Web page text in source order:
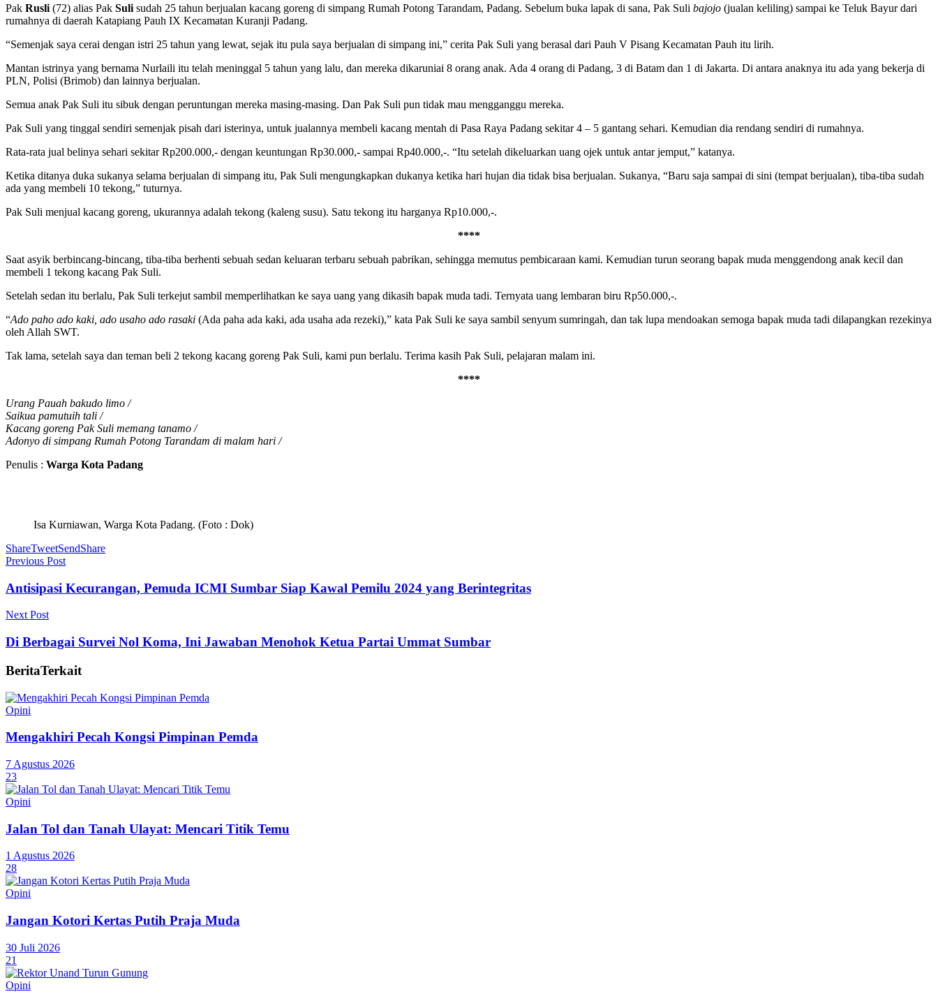
Pak Rusli (72) alias Pak Suli sudah 25 tahun berjualan kacang goreng di simpang Rumah Potong Tarandam, Padang. Sebelum buka lapak di sana, Pak Suli bajojo (jualan keliling) sampai ke Teluk Bayur dari
rumahnya di daerah Katapiang Pauh IX Kecamatan Kuranji Padang.
“Semenjak saya cerai dengan istri 25 tahun yang lewat, sejak itu pula saya berjualan di simpang ini,” cerita Pak Suli yang berasal dari Pauh V Pisang Kecamatan Pauh itu lirih.
Mantan istrinya yang bernama Nurlaili itu telah meninggal 5 tahun yang lalu, dan mereka dikaruniai 8 orang anak. Ada 4 orang di Padang, 3 di Batam dan 1 di Jakarta. Di antara anaknya itu ada yang bekerja di
PLN, Polisi (Brimob) dan lainnya berjualan.
Semua anak Pak Suli itu sibuk dengan peruntungan mereka masing-masing. Dan Pak Suli pun tidak mau mengganggu mereka.
Pak Suli yang tinggal sendiri semenjak pisah dari isterinya, untuk jualannya membeli kacang mentah di Pasa Raya Padang sekitar 4 – 5 gantang sehari. Kemudian dia rendang sendiri di rumahnya.
Rata-rata jual belinya sehari sekitar Rp200.000,- dengan keuntungan Rp30.000,- sampai Rp40.000,-. “Itu setelah dikeluarkan uang ojek untuk antar jemput,” katanya.
Ketika ditanya duka sukanya selama berjualan di simpang itu, Pak Suli mengungkapkan dukanya ketika hari hujan dia tidak bisa berjualan. Sukanya, “Baru saja sampai di sini (tempat berjualan), tiba-tiba sudah
ada yang membeli 10 tekong,” tuturnya.
Pak Suli menjual kacang goreng, ukurannya adalah tekong (kaleng susu). Satu tekong itu harganya Rp10.000,-.
****
Saat asyik berbincang-bincang, tiba-tiba berhenti sebuah sedan keluaran terbaru sebuah pabrikan, sehingga memutus pembicaraan kami. Kemudian turun seorang bapak muda menggendong anak kecil dan
membeli 1 tekong kacang Pak Suli.
Setelah sedan itu berlalu, Pak Suli terkejut sambil memperlihatkan ke saya uang yang dikasih bapak muda tadi. Ternyata uang lembaran biru Rp50.000,-.
“Ado paho ado kaki, ado usaho ado rasaki (Ada paha ada kaki, ada usaha ada rezeki),” kata Pak Suli ke saya sambil senyum sumringah, dan tak lupa mendoakan semoga bapak muda tadi dilapangkan rezekinya
oleh Allah SWT.
Tak lama, setelah saya dan teman beli 2 tekong kacang goreng Pak Suli, kami pun berlalu. Terima kasih Pak Suli, pelajaran malam ini.
****
Urang Pauah bakudo limo /
Saikua pamutuih tali /
Kacang goreng Pak Suli memang tanamo /
Adonyo di simpang Rumah Potong Tarandam di malam hari /
Penulis : Warga Kota Padang
Isa Kurniawan, Warga Kota Padang. (Foto : Dok)
ShareTweetSendShare
Previous Post
Antisipasi Kecurangan, Pemuda ICMI Sumbar Siap Kawal Pemilu 2024 yang Berintegritas
Next Post
Di Berbagai Survei Nol Koma, Ini Jawaban Menohok Ketua Partai Ummat Sumbar
BeritaTerkait
Opini
Mengakhiri Pecah Kongsi Pimpinan Pemda
7 Agustus 2026
23
Opini
Jalan Tol dan Tanah Ulayat: Mencari Titik Temu
1 Agustus 2026
28
Opini
Jangan Kotori Kertas Putih Praja Muda
30 Juli 2026
21
Opini